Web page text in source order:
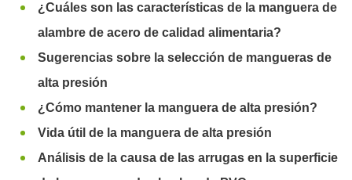
¿Cuáles son las características de la manguera de
alambre de acero de calidad alimentaria?
Sugerencias sobre la selección de mangueras de
alta presión
¿Cómo mantener la manguera de alta presión?​
Vida útil de la manguera de alta presión
Análisis de la causa de las arrugas en la superficie